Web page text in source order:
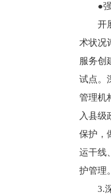
●
开
术状况
服务创
试点。
管理机
入县级
保护，
运干线
护管理。
3.